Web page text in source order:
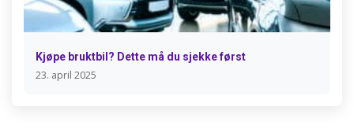
Kjøpe bruktbil? Dette må du sjekke først
23. april 2025